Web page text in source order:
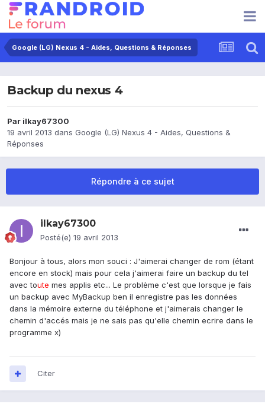
Google (LG) Nexus 4 - Aides, Questions & Réponses
Backup du nexus 4
Par ilkay67300
19 avril 2013 dans Google (LG) Nexus 4 - Aides, Questions &
Réponses
Répondre à ce sujet
ilkay67300
Posté(e) 19 avril 2013
Bonjour à tous, alors mon souci : J'aimerai changer de rom (étant
encore en stock) mais pour cela j'aimerai faire un backup du tel
avec toute mes applis etc... Le problème c'est que lorsque je fais
un backup avec MyBackup ben il enregistre pas les données
dans la mémoire externe du téléphone et j'aimerais changer le
chemin d'accés mais je ne sais pas qu'elle chemin ecrire dans le
programme x)
Citer